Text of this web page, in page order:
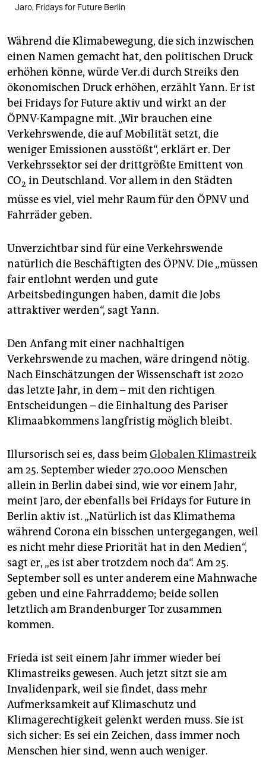
Jaro, Fridays for Future Berlin
Während die Klimabewegung, die sich inzwischen
einen Namen gemacht hat, den politischen Druck
erhöhen könne, würde Ver.di durch Streiks den
ökonomischen Druck erhöhen, erzählt Yann. Er ist
bei Fridays for Future aktiv und wirkt an der
ÖPNV-Kampagne mit. „Wir brauchen eine
Verkehrswende, die auf Mobilität setzt, die
weniger Emissionen ausstößt“, erklärt er. Der
Verkehrssektor sei der drittgrößte Emittent von
CO2 in Deutschland. Vor allem in den Städten
müsse es viel, viel mehr Raum für den ÖPNV und
Fahrräder geben.
Unverzichtbar sind für eine Verkehrswende
natürlich die Beschäftigten des ÖPNV. Die „müssen
fair entlohnt werden und gute
Arbeitsbedingungen haben, damit die Jobs
attraktiver werden“, sagt Yann.
Den Anfang mit einer nachhaltigen
Verkehrswende zu machen, wäre dringend nötig.
Nach Einschätzungen der Wissenschaft ist 2020
das letzte Jahr, in dem – mit den richtigen
Entscheidungen – die Einhaltung des Pariser
Klimaabkommens langfristig möglich bleibt.
Illursorisch sei es, dass beimGlobalen Klimastreik
am 25. September wieder 270.000 Menschen
allein in Berlin dabei sind, wie vor einem Jahr,
meint Jaro, der ebenfalls bei Fridays for Future in
Berlin aktiv ist. „Natürlich ist das Klimathema
während Corona ein bisschen untergegangen, weil
es nicht mehr diese Priorität hat in den Medien“,
sagt er, „es ist aber trotzdem noch da“. Am 25.
September soll es unter anderem eine Mahnwache
geben und eine Fahrraddemo; beide sollen
letztlich am Brandenburger Tor zusammen
kommen.
Frieda ist seit einem Jahr immer wieder bei
Klimastreiks gewesen. Auch jetzt sitzt sie am
Invalidenpark, weil sie findet, dass mehr
Aufmerksamkeit auf Klimaschutz und
Klimagerechtigkeit gelenkt werden muss. Sie ist
sich sicher: Es sei ein Zeichen, dass immer noch
Menschen hier sind, wenn auch weniger.